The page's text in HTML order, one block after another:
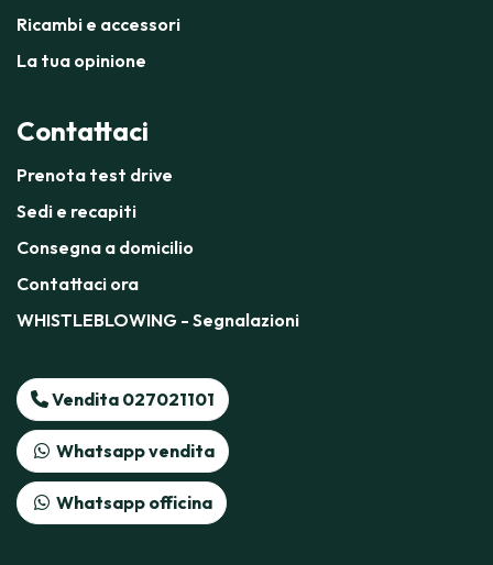
Ricambi e accessori
La tua opinione
Contattaci
Prenota test drive
Sedi e recapiti
Consegna a domicilio
Contattaci ora
WHISTLEBLOWING - Segnalazioni
Vendita 027021101
Whatsapp vendita
Whatsapp officina